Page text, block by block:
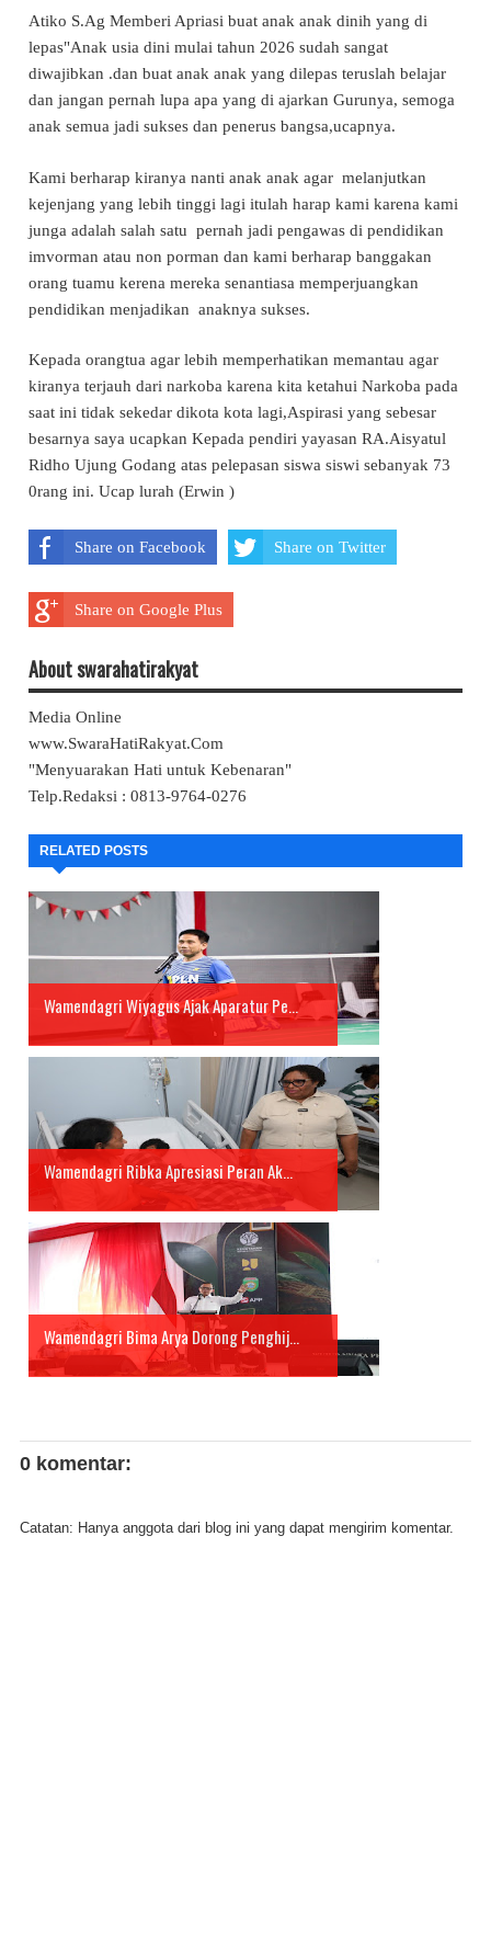
Atiko S.Ag Memberi Apriasi buat anak anak dinih yang di
lepas"Anak usia dini mulai tahun 2026 sudah sangat
diwajibkan .dan buat anak anak yang dilepas teruslah belajar
dan jangan pernah lupa apa yang di ajarkan Gurunya, semoga
anak semua jadi sukses dan penerus bangsa,ucapnya.
Kami berharap kiranya nanti anak anak agar melanjutkan
kejenjang yang lebih tinggi lagi itulah harap kami karena kami
junga adalah salah satu pernah jadi pengawas di pendidikan
imvorman atau non porman dan kami berharap banggakan
orang tuamu kerena mereka senantiasa memperjuangkan
pendidikan menjadikan anaknya sukses.
Kepada orangtua agar lebih memperhatikan memantau agar
kiranya terjauh dari narkoba karena kita ketahui Narkoba pada
saat ini tidak sekedar dikota kota lagi,Aspirasi yang sebesar
besarnya saya ucapkan Kepada pendiri yayasan RA.Aisyatul
Ridho Ujung Godang atas pelepasan siswa siswi sebanyak 73
0rang ini. Ucap lurah (Erwin )
Share on Facebook Share on Twitter
Share on Google Plus
About swarahatirakyat
Media Online
www.SwaraHatiRakyat.Com
"Menyuarakan Hati untuk Kebenaran"
Telp.Redaksi : 0813-9764-0276
RELATED POSTS
Wamendagri Wiyagus Ajak Aparatur Pe...
Wamendagri Ribka Apresiasi Peran Ak...
Wamendagri Bima Arya Dorong Penghij...
0 komentar:
Catatan: Hanya anggota dari blog ini yang dapat mengirim komentar.